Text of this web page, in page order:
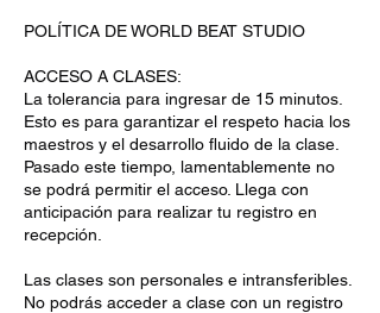
POLÍTICA DE WORLD BEAT STUDIO
ACCESO A CLASES:
La tolerancia para ingresar de 15 minutos.
Esto es para garantizar el respeto hacia los
maestros y el desarrollo fluido de la clase.
Pasado este tiempo, lamentablemente no
se podrá permitir el acceso. Llega con
anticipación para realizar tu registro en
recepción.
Las clases son personales e intransferibles.
No podrás acceder a clase con un registro